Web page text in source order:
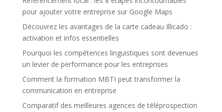
pour ajouter votre entreprise sur Google Maps
Découvrez les avantages de la carte cadeau Illicado :
activation et infos essentielles
Pourquoi les compétences linguistiques sont devenues
un levier de performance pour les entreprises
Comment la formation MBTI peut transformer la
communication en entreprise
Comparatif des meilleures agences de téléprospection